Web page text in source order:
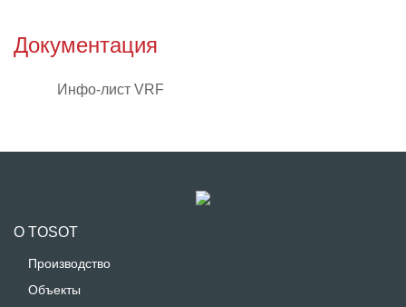
Документация
Инфо-лист VRF
О TOSOT
Производство
Объекты